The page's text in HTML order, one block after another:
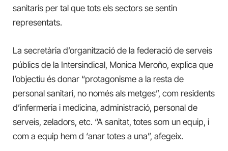
sanitaris per tal que tots els sectors se sentin
representats.
La secretària d’organització de la federació de serveis
públics de la Intersindical, Monica Meroño, explica que
l’objectiu és donar “protagonisme a la resta de
personal sanitari, no només als metges”, com residents
d’infermeria i medicina, administració, personal de
serveis, zeladors, etc. “A sanitat, totes som un equip, i
com a equip hem d ‘anar totes a una”, afegeix.